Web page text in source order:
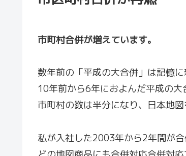
市町村合併が増えています。
数年前の「平成の大合併」は記憶に
10年前から6年におよんだ平成の大
市町村の数は半分になり、日本地図
私が入社した2003年から2年間が合